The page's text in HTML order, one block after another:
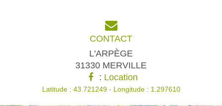
CONTACT
L'ARPÈGE
31330 MERVILLE
: Location
Latitude : 43.721249 - Longitude : 1.297610